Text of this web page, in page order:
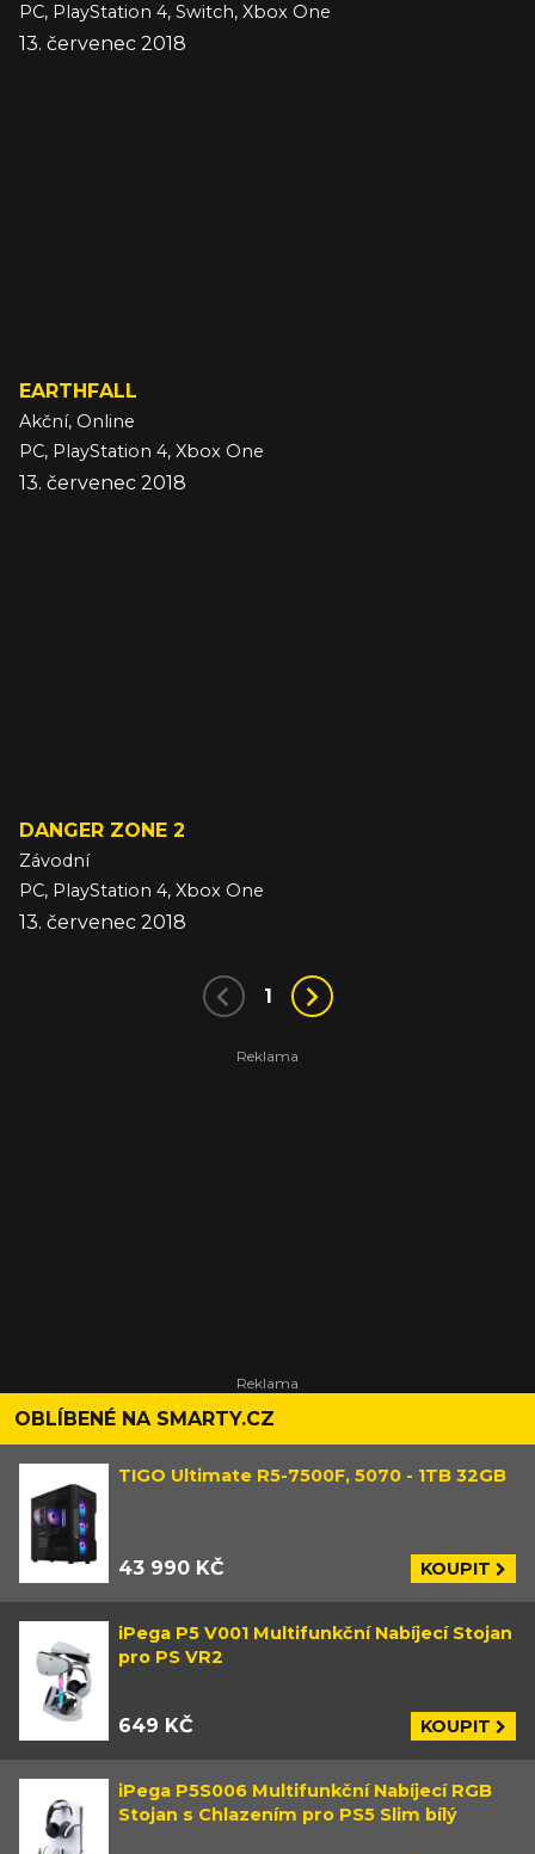
PC, PlayStation 4, Switch, Xbox One
13. červenec 2018
EARTHFALL
Akční, Online
PC, PlayStation 4, Xbox One
13. červenec 2018
DANGER ZONE 2
Závodní
PC, PlayStation 4, Xbox One
13. červenec 2018
1
OBLÍBENÉ NA SMARTY.CZ
TIGO Ultimate R5-7500F, 5070 - 1TB 32GB
43 990 KČ KOUPIT
iPega P5 V001 Multifunkční Nabíjecí Stojan
pro PS VR2
649 KČ KOUPIT
iPega P5S006 Multifunkční Nabíjecí RGB
Stojan s Chlazením pro PS5 Slim bílý